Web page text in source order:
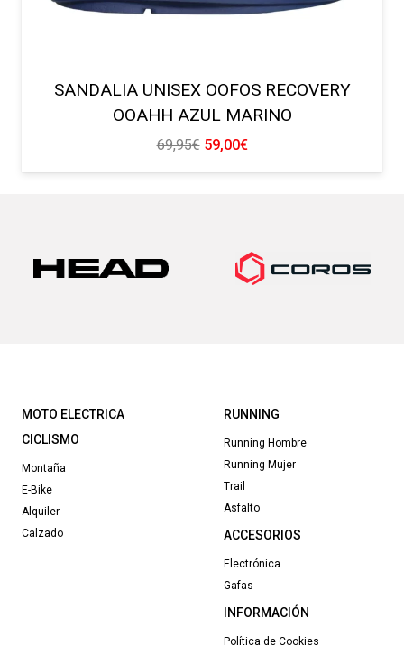
SANDALIA UNISEX OOFOS RECOVERY
OOAHH AZUL MARINO
69,95€ El
precio
59,00€El
precio
MOTO ELECTRICA
CICLISMO
Montaña
E-Bike
Alquiler
Calzado
RUNNING
Running Hombre
Running Mujer
Trail
Asfalto
ACCESORIOS
Electrónica
Gafas
INFORMACIÓN
Política de Cookies